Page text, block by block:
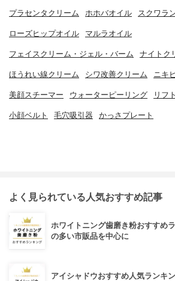
プラセンタクリーム ホホバオイル スクワラ
ローズヒップオイル マルラオイル
フェイスクリーム・ジェル・バーム ナイトク
ほうれい線クリーム シワ改善クリーム ニキ
美顔スチーマー ウォーターピーリング リフ
小顔ベルト 毛穴吸引器 かっさプレート
よく見られている人気おすすめ記事
ホワイトニング歯磨き粉おすすめ
の多い市販品を中心に
アイシャドウおすすめ人気ランキ